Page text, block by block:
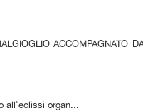
ACCOMPAGNATO
all'eclissi organ...